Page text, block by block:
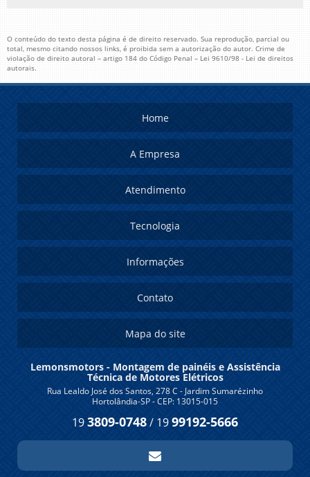
O conteúdo do texto desta página é de direito reservado. Sua reprodução, parcial ou
total, mesmo citando nossos links, é proibida sem a autorização do autor. Crime de
violação de direito autoral – artigo 184 do Código Penal – Lei 9610/98 - Lei de direitos
autorais.
Home
A Empresa
Atendimento
Tecnologia
Informações
Contato
Mapa do site
Lemonsmotors - Montagem de painéis e Assistência
Técnica de Motores Elétricos
Rua Lealdo José dos Santos, 278 C - Jardim Sumarézinho
Hortolândia-SP - CEP: 13015-015
193809-0748/ 1999192-5666